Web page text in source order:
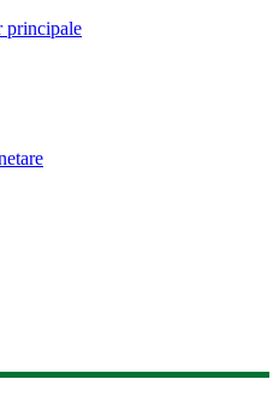
principale